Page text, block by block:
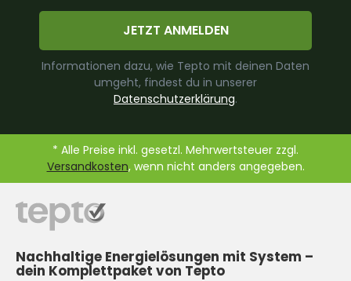
JETZT ANMELDEN
Informationen dazu, wie Tepto mit deinen Daten
umgeht, findest du in unserer
Datenschutzerklärung.
* Alle Preise inkl. gesetzl. Mehrwertsteuer zzgl.
Versandkosten, wenn nicht anders angegeben.
Nachhaltige Energielösungen mit System –
dein Komplettpaket von Tepto